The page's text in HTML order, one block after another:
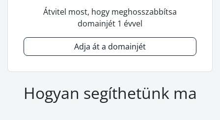
Átvitel most, hogy meghosszabbítsa
domainjét 1 évvel
Adja át a domainjét
Hogyan segíthetünk ma